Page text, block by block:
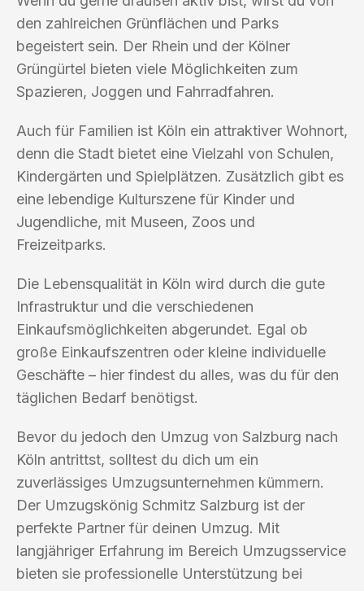
den zahlreichen Grünflächen und Parks
begeistert sein. Der Rhein und der Kölner
Grüngürtel bieten viele Möglichkeiten zum
Spazieren, Joggen und Fahrradfahren.
Auch für Familien ist Köln ein attraktiver Wohnort,
denn die Stadt bietet eine Vielzahl von Schulen,
Kindergärten und Spielplätzen. Zusätzlich gibt es
eine lebendige Kulturszene für Kinder und
Jugendliche, mit Museen, Zoos und
Freizeitparks.
Die Lebensqualität in Köln wird durch die gute
Infrastruktur und die verschiedenen
Einkaufsmöglichkeiten abgerundet. Egal ob
große Einkaufszentren oder kleine individuelle
Geschäfte – hier findest du alles, was du für den
täglichen Bedarf benötigst.
Bevor du jedoch den Umzug von Salzburg nach
Köln antrittst, solltest du dich um ein
zuverlässiges Umzugsunternehmen kümmern.
Der Umzugskönig Schmitz Salzburg ist der
perfekte Partner für deinen Umzug. Mit
langjähriger Erfahrung im Bereich Umzugsservice
bieten sie professionelle Unterstützung bei